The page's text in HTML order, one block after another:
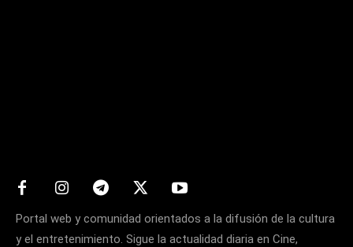
Portal web y comunidad orientados a la difusión de la cultura
y el entretenimiento. Sigue la actualidad diaria en Cine,